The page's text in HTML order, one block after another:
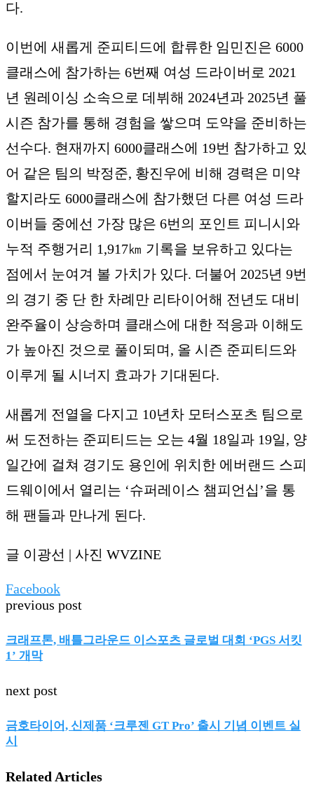
다.
이번에 새롭게 준피티드에 합류한 임민진은 6000
클래스에 참가하는 6번째 여성 드라이버로 2021
년 원레이싱 소속으로 데뷔해 2024년과 2025년 풀
시즌 참가를 통해 경험을 쌓으며 도약을 준비하는
선수다. 현재까지 6000클래스에 19번 참가하고 있
어 같은 팀의 박정준, 황진우에 비해 경력은 미약
할지라도 6000클래스에 참가했던 다른 여성 드라
이버들 중에선 가장 많은 6번의 포인트 피니시와
누적 주행거리 1,917㎞ 기록을 보유하고 있다는
점에서 눈여겨 볼 가치가 있다. 더불어 2025년 9번
의 경기 중 단 한 차례만 리타이어해 전년도 대비
완주율이 상승하며 클래스에 대한 적응과 이해도
가 높아진 것으로 풀이되며, 올 시즌 준피티드와
이루게 될 시너지 효과가 기대된다.
새롭게 전열을 다지고 10년차 모터스포츠 팀으로
써 도전하는 준피티드는 오는 4월 18일과 19일, 양
일간에 걸쳐 경기도 용인에 위치한 에버랜드 스피
드웨이에서 열리는 ‘슈퍼레이스 챔피언십’을 통
해 팬들과 만나게 된다.
글 이광선 | 사진 WVZINE
Facebook
previous post
크래프톤, 배틀그라운드 이스포츠 글로벌 대회 ‘PGS 서킷
1’ 개막
next post
금호타이어, 신제품 ‘크루젠 GT Pro’ 출시 기념 이벤트 실
시
Related Articles